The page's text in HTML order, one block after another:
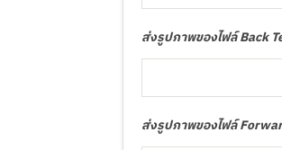
ส่งรูปภาพของไฟล์ Back
ส่งรูปภาพของไฟล์